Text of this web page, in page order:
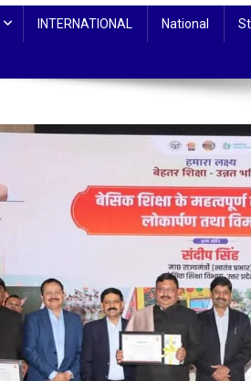
INTERNATIONAL National